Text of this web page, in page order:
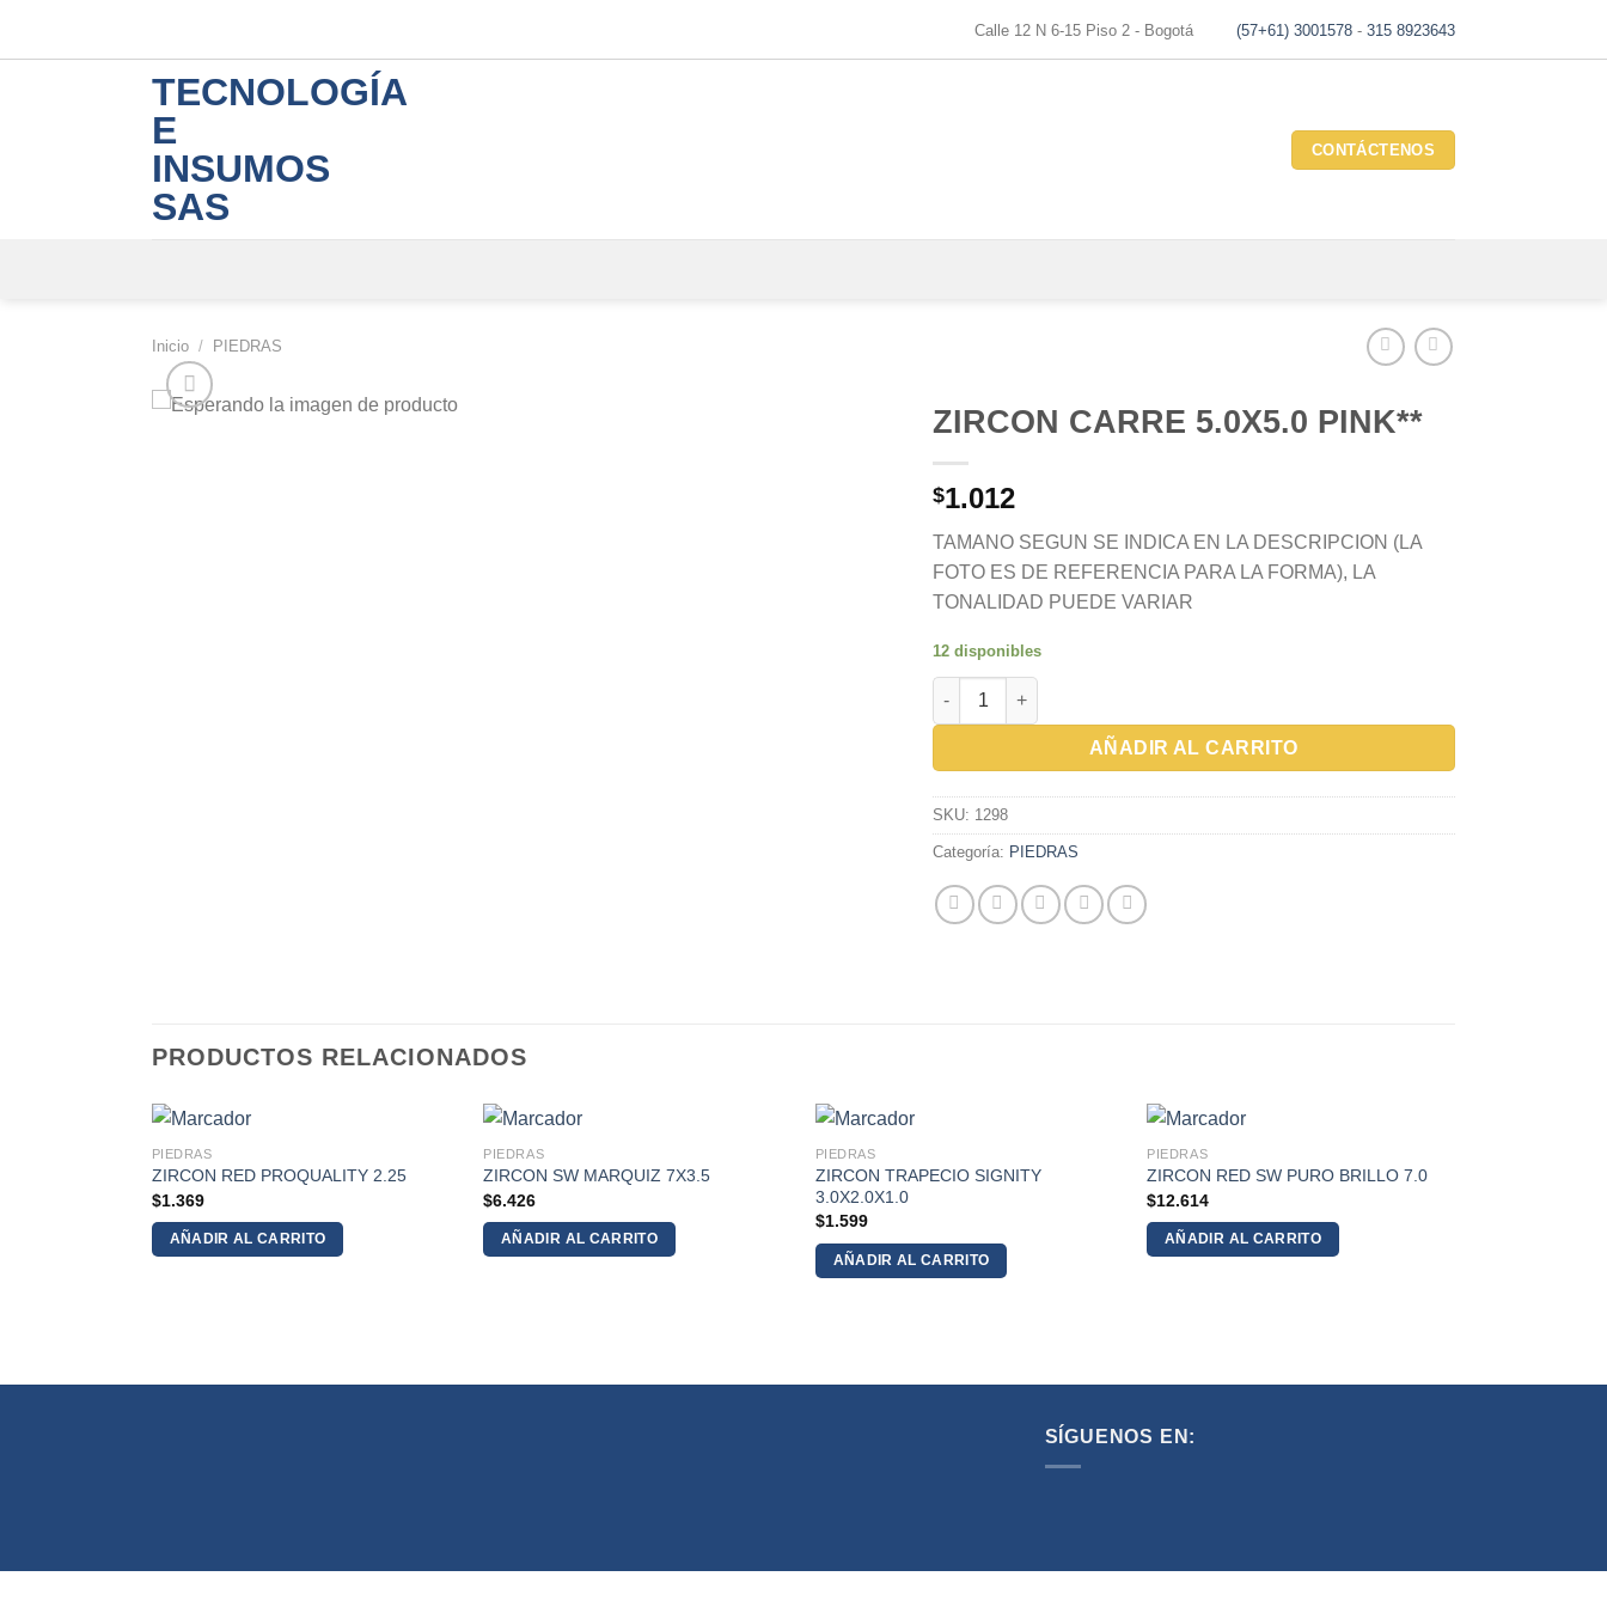
Calle 12 N 6-15 Piso 2 - Bogotá (57+61) 3001578 - 315 8923643
TECNOLOGÍA
E
INSUMOS
SAS
CONTÁCTENOS
Inicio / PIEDRAS
ZIRCON CARRE 5.0X5.0 PINK**
$1.012
TAMANO SEGUN SE INDICA EN LA DESCRIPCION (LA
FOTO ES DE REFERENCIA PARA LA FORMA), LA
TONALIDAD PUEDE VARIAR
12 disponibles
ZIRCON CARRE 5.0X5.0 PINK** cantidad
AÑADIR AL CARRITO
SKU: 1298
Categoría: PIEDRAS
PRODUCTOS RELACIONADOS
PIEDRAS
ZIRCON RED PROQUALITY 2.25
$1.369
AÑADIR AL CARRITO
PIEDRAS
ZIRCON SW MARQUIZ 7X3.5
$6.426
AÑADIR AL CARRITO
PIEDRAS
ZIRCON TRAPECIO SIGNITY
3.0X2.0X1.0
$1.599
AÑADIR AL CARRITO
PIEDRAS
ZIRCON RED SW PURO BRILLO 7.0
$12.614
AÑADIR AL CARRITO
SÍGUENOS EN: